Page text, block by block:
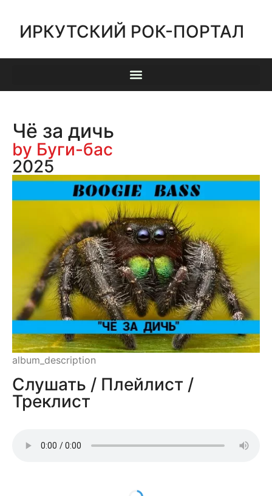
ИРКУТСКИЙ РОК-ПОРТАЛ
Чё за дичь
by Буги-бас
2025
album_description
Слушать / Плейлист /
Треклист